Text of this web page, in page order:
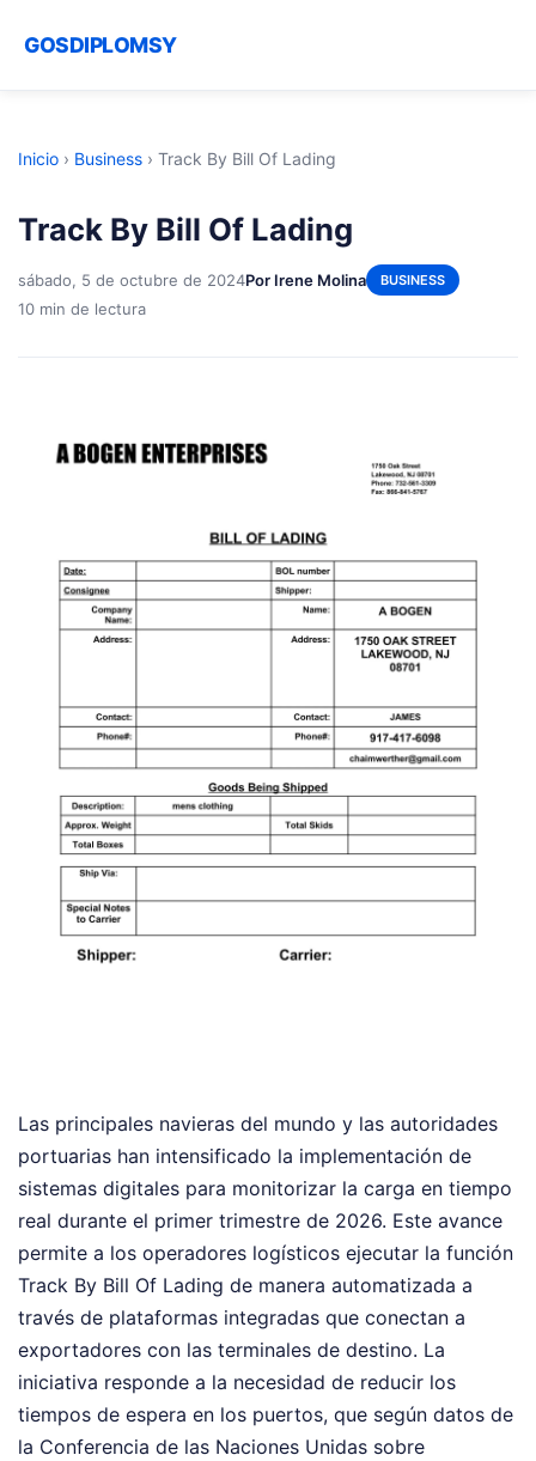
GOSDIPLOMSY
Inicio › Business › Track By Bill Of Lading
Track By Bill Of Lading
sábado, 5 de octubre de 2024Por Irene Molina BUSINESS
10 min de lectura
Las principales navieras del mundo y las autoridades
portuarias han intensificado la implementación de
sistemas digitales para monitorizar la carga en tiempo
real durante el primer trimestre de 2026. Este avance
permite a los operadores logísticos ejecutar la función
Track By Bill Of Lading de manera automatizada a
través de plataformas integradas que conectan a
exportadores con las terminales de destino. La
iniciativa responde a la necesidad de reducir los
tiempos de espera en los puertos, que según datos de
la Conferencia de las Naciones Unidas sobre